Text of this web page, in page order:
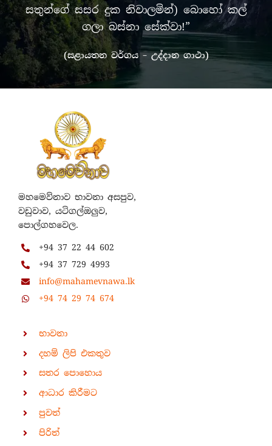
සතුන්ගේ සසර දුක නිවාලමින්) බොහෝ කල්
ගලා බස්නා සේක්වා!”
(සළායතන වර්ගය – උද්දාන ගාථා)
මහමෙව්නාව භාවනා අසපුව,
වඩුවාව, යටිගල්ඔලුව,
පොල්ගහවෙල.
+94 37 22 44 602
+94 37 729 4993
info@mahamevnawa.lk
+94 74 29 74 674
භාවනා
දහම් ලිපි එකතුව
සතර පොහොය
ආධාර කිරීමට
පුවත්
පිරිත්